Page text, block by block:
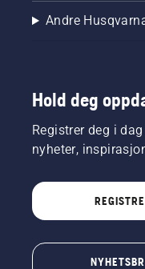
Andre
Hold deg
Registrer deg i
nyheter,